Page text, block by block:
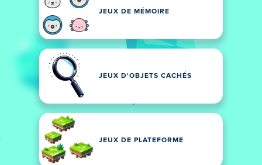
JEUX DE MÉMOIRE
JEUX D'OBJETS CACHÉS
JEUX DE PLATEFORME